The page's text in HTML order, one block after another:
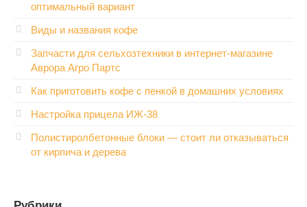
оптимальный вариант
Виды и названия кофе
Запчасти для сельхозтехники в интернет-магазине
Аврора Агро Партс
Как приготовить кофе с пенкой в домашних условиях
Настройка прицела ИЖ‑38
Полистиролбетонные блоки — стоит ли отказываться
от кирпича и дерева